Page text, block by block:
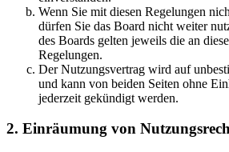
Wenn Sie mit diesen Regelungen
dürfen Sie das Board nicht weiter
des Boards gelten jeweils die an
Regelungen.
Der Nutzungsvertrag wird auf
und kann von beiden Seiten ohne
jederzeit gekündigt werden.
2. Einräumung von